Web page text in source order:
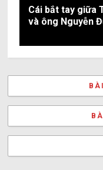
Cái bắt tay giữa
và ông Nguyễn